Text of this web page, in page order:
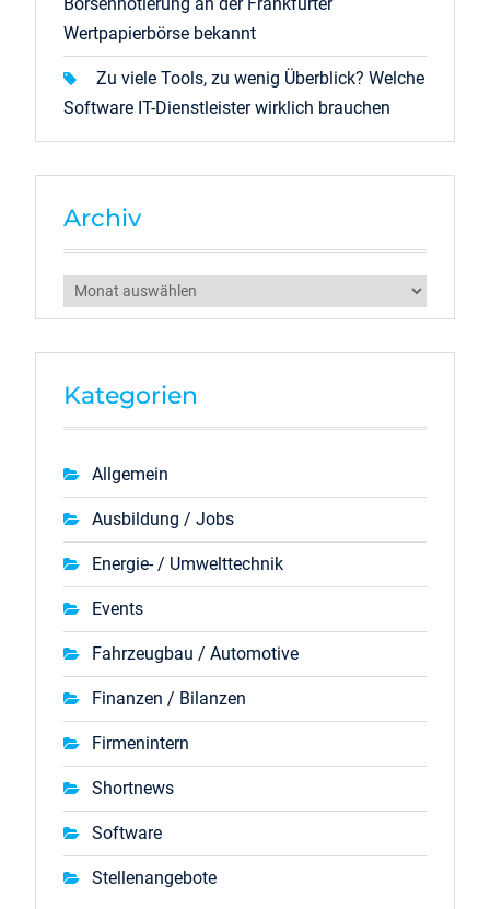
Wertpapierbörse bekannt
Zu viele Tools, zu wenig Überblick? Welche
Software IT-Dienstleister wirklich brauchen
Archiv
Archiv
Kategorien
Allgemein
Ausbildung / Jobs
Energie- / Umwelttechnik
Events
Fahrzeugbau / Automotive
Finanzen / Bilanzen
Firmenintern
Shortnews
Software
Stellenangebote